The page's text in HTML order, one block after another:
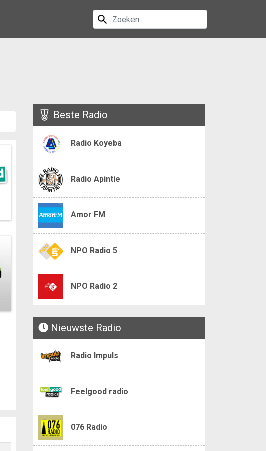
Beste Radio
Radio Koyeba
Radio Apintie
Amor FM
NPO Radio 5
NPO Radio 2
Nieuwste Radio
Radio Impuls
Feelgood radio
076 Radio